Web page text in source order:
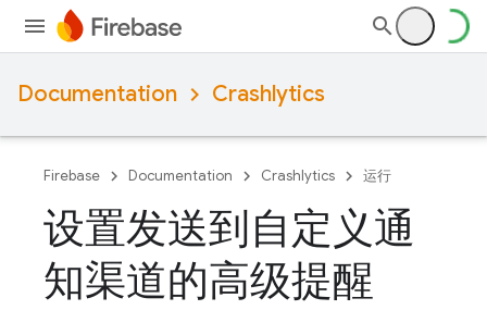
Documentation Crashlytics
Firebase Documentation Crashlytics 运行
设置发送到自定义通
知渠道的高级提醒